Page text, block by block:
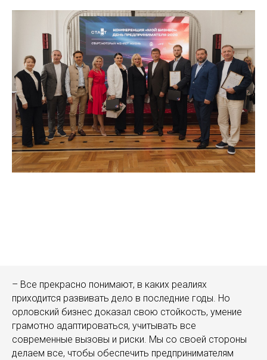
– Все прекрасно понимают, в каких реалиях
приходится развивать дело в последние годы. Но
орловский бизнес доказал свою стойкость, умение
грамотно адаптироваться, учитывать все
современные вызовы и риски. Мы со своей стороны
делаем все, чтобы обеспечить предпринимателям